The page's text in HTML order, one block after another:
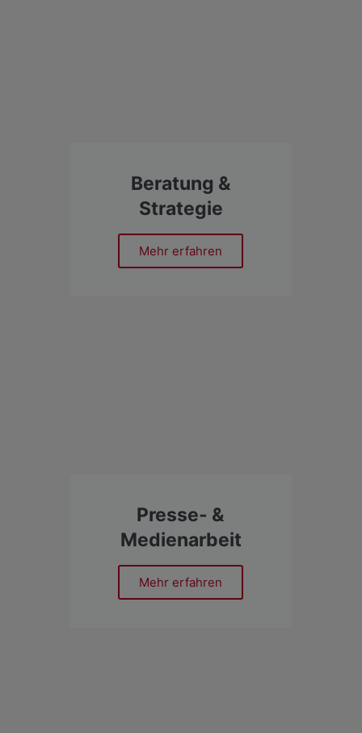
Beratung &
Strategie
Mehr erfahren
Presse- &
Medienarbeit
Mehr erfahren